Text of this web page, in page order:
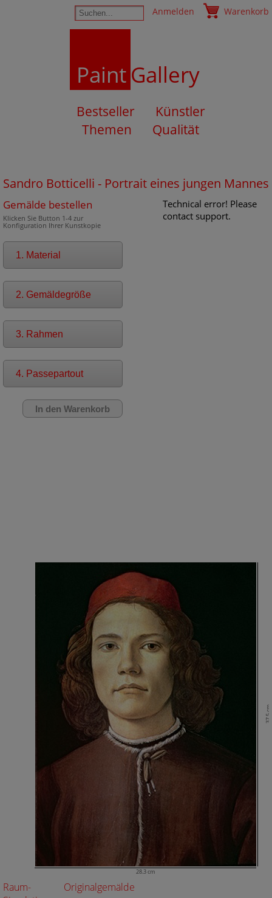
Anmelden Warenkorb
PaintGallery
Bestseller
Künstler
Themen
Qualität
Sandro Botticelli - Portrait eines jungen Mannes
Gemälde bestellen
Klicken Sie Button 1-4 zur
Konfiguration Ihrer Kunstkopie
1. Material
2. Gemäldegröße
3. Rahmen
4. Passepartout
37.5 cm
28.3 cm
Technical error! Please
contact support.
Raum-
Originalgemälde